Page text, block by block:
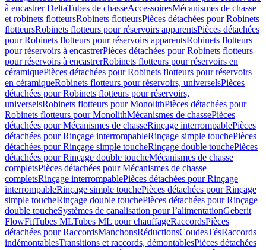
à encastrer DeltaTubes de chasseAccessoiresMécanismes de chasse
et robinets flotteursRobinets flotteursPièces détachées pour Robinets
flotteursRobinets flotteurs pour réservoirs apparentsPièces détachées
pour Robinets flotteurs pour réservoirs apparentsRobinets flotteurs
pour réservoirs à encastrerPièces détachées pour Robinets flotteurs
pour réservoirs à encastrerRobinets flotteurs pour réservoirs en
céramiquePièces détachées pour Robinets flotteurs pour réservoirs
en céramiqueRobinets flotteurs pour réservoirs, universelsPièces
détachées pour Robinets flotteurs pour réservoirs,
universelsRobinets flotteurs pour MonolithPièces détachées pour
Robinets flotteurs pour MonolithMécanismes de chassePièces
détachées pour Mécanismes de chasseRinçage interrompablePièces
détachées pour Rinçage interrompableRinçage simple touchePièces
détachées pour Rinçage simple toucheRinçage double touchePièces
détachées pour Rinçage double toucheMécanismes de chasse
completsPièces détachées pour Mécanismes de chasse
completsRinçage interrompablePièces détachées pour Rinçage
interrompableRinçage simple touchePièces détachées pour Rinçage
simple toucheRinçage double touchePièces détachées pour Rinçage
double toucheSystèmes de canalisation pour l’alimentationGeberit
FlowFitTubes MLTubes ML pour chauffageRaccordsPièces
détachées pour RaccordsManchonsRéductionsCoudesTésRaccords
indémontablesTransitions et raccords, démontablesPièces détachées